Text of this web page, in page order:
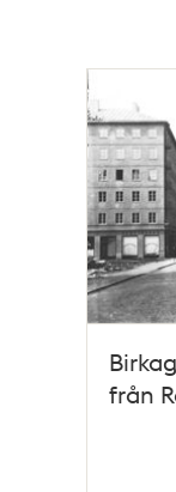
från